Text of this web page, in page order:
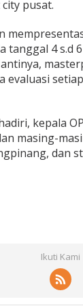
pusat.
tanggal 4 s.d
evaluasi
kepala
masing-
dan
Ikuti Kami